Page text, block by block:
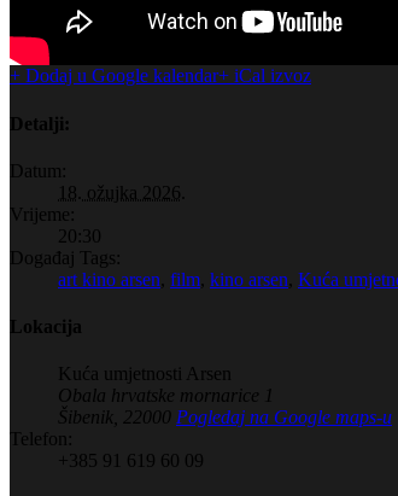
+ Dodaj u Google kalendar+ iCal izvoz
Detalji:
Datum:
18. ožujka 2026.
Vrijeme:
20:30
Događaj Tags:
art kino arsen, film, kino arsen, Kuća
Lokacija
Kuća umjetnosti Arsen
Obala hrvatske mornarice 1
Šibenik
22000 Pogledaj na Google maps-u
Telefon:
+385 91 619 60 09